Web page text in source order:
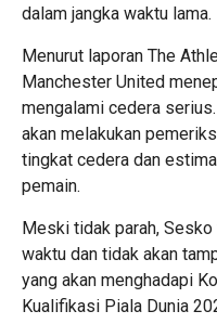
dalam jangka waktu lama.
Menurut laporan The
Manchester United
mengalami cedera
akan melakukan
tingkat cedera dan
pemain.
Meski tidak parah,
waktu dan tidak akan
yang akan menghadapi
Kualifikasi Piala Dunia